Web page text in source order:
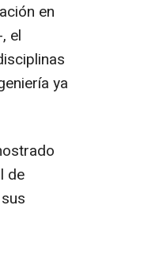
en
el
ya
de